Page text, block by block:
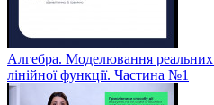
Алгебра. Моделювання реальних
лінійної функції. Частина №1